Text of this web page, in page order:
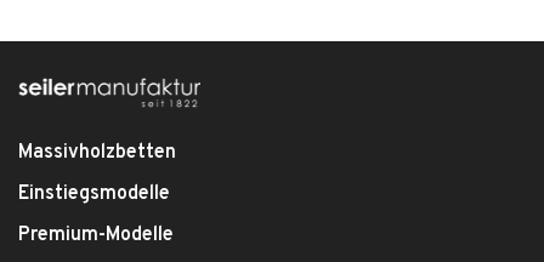
Massivholzbetten
Einstiegsmodelle
Premium-Modelle